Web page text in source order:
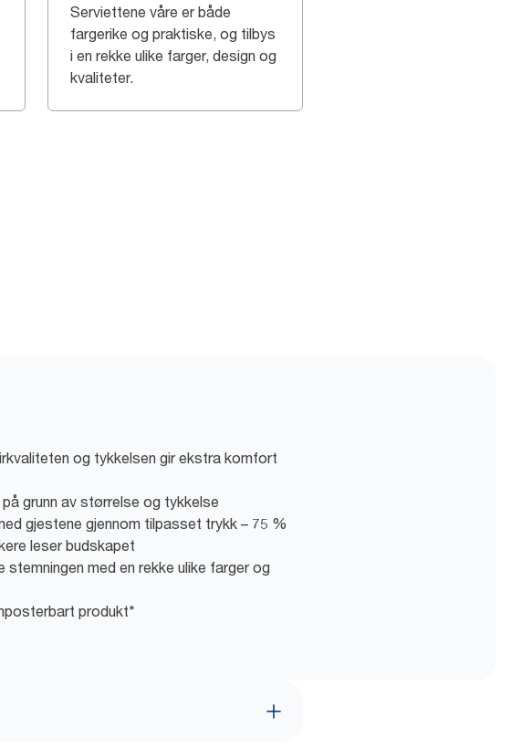
Serviettene våre er både
fargerike og praktiske, og tilbys
i en rekke ulike farger, design og
kvaliteter.
og tykkelsen gir ekstra komfort
grunn av størrelse og tykkelse
gjestene gjennom tilpasset trykk – 75 %
leser budskapet
stemningen med en rekke ulike farger og
produkt*